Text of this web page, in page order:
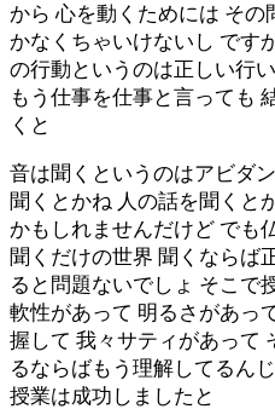
から 心を動くためには そ
かなくちゃいけないし です
の行動というのは正しい行
もう仕事を仕事と言っても
くと
音は聞くというのはアビダ
聞くとかね 人の話を聞くと
かもしれませんだけど でも
聞くだけの世界 聞くならば
ると問題ないでしょ そこで
軟性があって 明るさがあっ
握して 我々サティがあって
るならばもう理解してるん
授業は成功しましたと